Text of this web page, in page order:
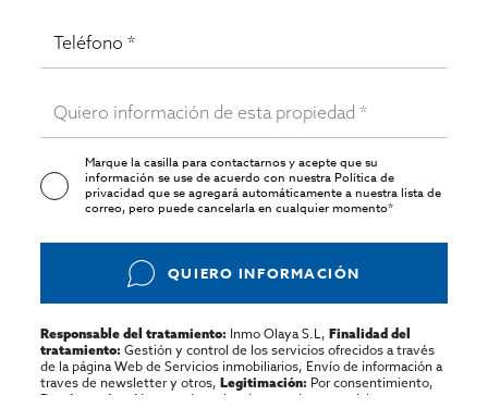
Marque la casilla para contactarnos y acepte que su
información se use de acuerdo con nuestraPolítica de
privacidadque se agregará automáticamente a nuestra lista de
correo, pero puede cancelarla en cualquier momento*
QUIERO INFORMACIÓN
Responsable del tratamiento: Inmo Olaya S.L,Finalidad del
tratamiento: Gestión y control de los servicios ofrecidos a través
de la página Web de Servicios inmobiliarios, Envío de información a
traves de newsletter y otros,Legitimación: Por consentimiento,
Destinatarios:
No se cederan los datos, salvo para elaborar